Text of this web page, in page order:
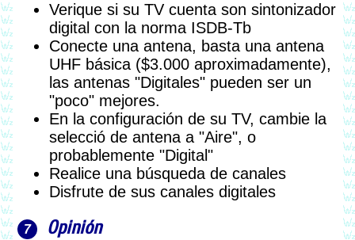
Verique si su TV cuenta son sintonizador
digital con la norma ISDB-Tb
Conecte una antena, basta una antena
UHF básica ($3.000 aproximadamente),
las antenas "Digitales" pueden ser un
"poco" mejores.
En la configuración de su TV, cambie la
selecció de antena a "Aire", o
probablemente "Digital"
Realice una búsqueda de canales
Disfrute de sus canales digitales
Opinión